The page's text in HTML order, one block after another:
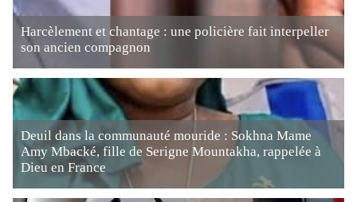
Harcèlement et chantage : une policière fait interpeller
son ancien compagnon
Deuil dans la communauté mouride : Sokhna Mame
Amy Mbacké, fille de Serigne Mountakha, rappelée à
Dieu en France